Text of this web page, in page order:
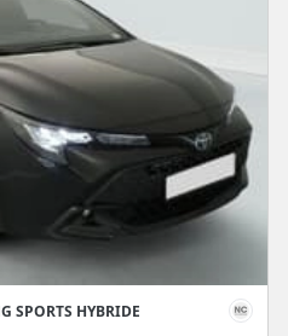
SPORTS HYBRIDE